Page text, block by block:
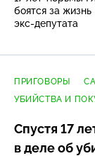
боятся за жизнь
экс-депутата
ПРИГОВОРЫ
УБИЙСТВА И
Спустя 17
в деле об